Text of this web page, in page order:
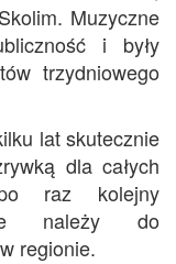
Muzyczne
i były
trzydniowego
lat skutecznie
dla całych
raz kolejny
należy do
regionie.